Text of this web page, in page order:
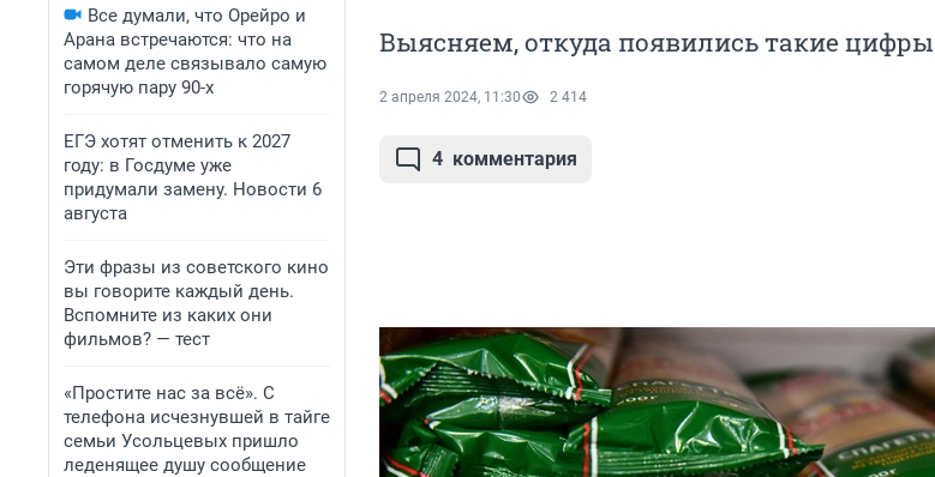
Все думали, что Орейро и
Арана встречаются: что на
самом деле связывало самую
горячую пару 90-х
ЕГЭ хотят отменить к 2027
году: в Госдуме уже
придумали замену. Новости 6
августа
Эти фразы из советского кино
вы говорите каждый день.
Вспомните из каких они
фильмов? — тест
«Простите нас за всё». С
телефона исчезнувшей в тайге
семьи Усольцевых пришло
леденящее душу сообщение
Выясняем, откуда появились такие цифры
2 апреля 2024, 11:30 2 414
4 комментария